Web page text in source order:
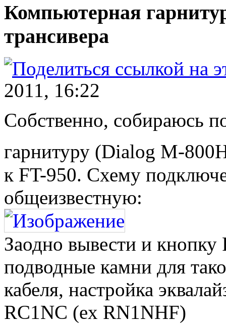
Компьютерная
трансивера
2011, 16:22
Собственно, собираюсь
гарнитуру (Dialog M-
к FT-950. Схему
общеизвестную:
Заодно вывести и кнопку
подводные камни для
кабеля, настройка
RC1NC (ex RN1NHF)